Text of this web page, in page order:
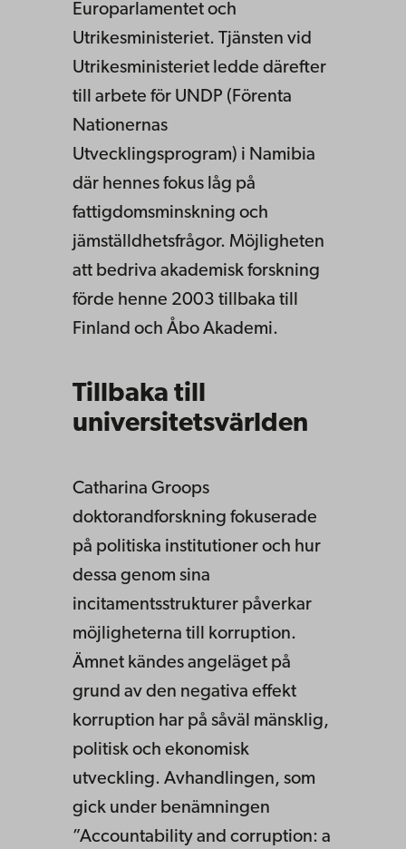
Europarlamentet och
Utrikesministeriet. Tjänsten vid
Utrikesministeriet ledde därefter
till arbete för UNDP (Förenta
Nationernas
Utvecklingsprogram) i Namibia
där hennes fokus låg på
fattigdomsminskning och
jämställdhetsfrågor. Möjligheten
att bedriva akademisk forskning
förde henne 2003 tillbaka till
Finland och Åbo Akademi.
Tillbaka till
universitetsvärlden
Catharina Groops
doktorandforskning fokuserade
på politiska institutioner och hur
dessa genom sina
incitamentsstrukturer påverkar
möjligheterna till korruption.
Ämnet kändes angeläget på
grund av den negativa effekt
korruption har på såväl mänsklig,
politisk och ekonomisk
utveckling. Avhandlingen, som
gick under benämningen
”Accountability and corruption: a